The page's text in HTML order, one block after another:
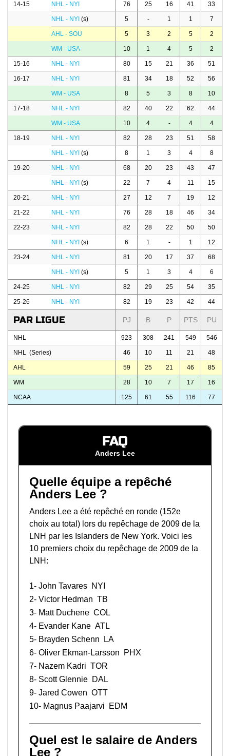
14-15 NHL - NYI 76 25 16 41 33
NHL - NYI (s) 5 - 1 1 7
AHL - SOU 5 3 2 5 2
WM - USA 10 1 4 5 2
15-16 NHL - NYI 80 15 21 36 51
16-17 NHL - NYI 81 34 18 52 56
WM - USA 8 5 3 8 10
17-18 NHL - NYI 82 40 22 62 44
WM - USA 10 4 - 4 4
18-19 NHL - NYI 82 28 23 51 58
NHL - NYI (s) 8 1 3 4 8
19-20 NHL - NYI 68 20 23 43 47
NHL - NYI (s) 22 7 4 11 15
20-21 NHL - NYI 27 12 7 19 12
21-22 NHL - NYI 76 28 18 46 34
22-23 NHL - NYI 82 28 22 50 50
NHL - NYI (s) 6 1 - 1 12
23-24 NHL - NYI 81 20 17 37 68
NHL - NYI (s) 5 1 3 4 6
24-25 NHL - NYI 82 29 25 54 35
25-26 NHL - NYI 82 19 23 42 44
PAR LIGUE PJ B P PTS PU
NHL 923 308 241 549 546
NHL (Series) 46 10 11 21 48
AHL 59 25 21 46 85
WM 28 10 7 17 16
NCAA 125 61 55 116 77
FAQ
Anders Lee
Quelle équipe a repêché
Anders Lee ?
Anders Lee a été repêché en ronde (152e
choix au total) lors du repêchage de 2009 de la
LNH par les Islanders de New York. Voici les
10 premiers choix du repêchage de 2009 de la
LNH:
1- John Tavares NYI
2- Victor Hedman TB
3- Matt Duchene COL
4- Evander Kane ATL
5- Brayden Schenn
LA
6- Oliver Ekman-Larsson
PHX
7- Nazem Kadri TOR
8- Scott Glennie DAL
9- Jared Cowen OTT
10- Magnus Paajarvi EDM
Quel est le salaire de Anders
Lee ?